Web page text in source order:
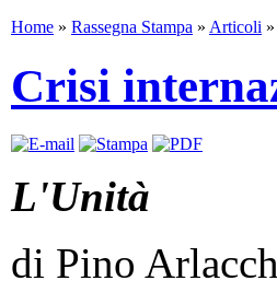
Home » Rassegna Stampa » Articoli »
Crisi
L'Unità
di Pino